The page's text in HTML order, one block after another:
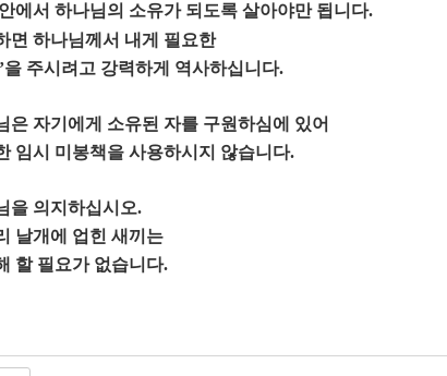
에서 하나님의 소유가 되도록 살아야만 됩니다.
면 하나님께서 내게 필요한
’을 주시려고 강력하게 역사하십니다.
은 자기에게 소유된 자를 구원하심에 있어
임시 미봉책을 사용하시지 않습니다.
을 의지하십시오.
날개에 업힌 새끼는
할 필요가 없습니다.